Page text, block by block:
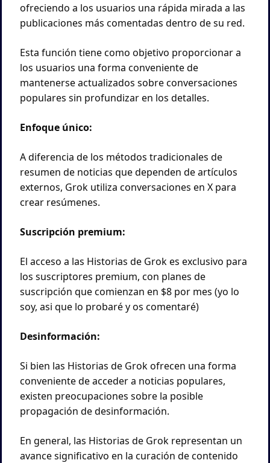
ofreciendo a los usuarios una rápida mirada a las
publicaciones más comentadas dentro de su red.
Esta función tiene como objetivo proporcionar a
los usuarios una forma conveniente de
mantenerse actualizados sobre conversaciones
populares sin profundizar en los detalles.
Enfoque único:
A diferencia de los métodos tradicionales de
resumen de noticias que dependen de artículos
externos, Grok utiliza conversaciones en X para
crear resúmenes.
Suscripción premium:
El acceso a las Historias de Grok es exclusivo para
los suscriptores premium, con planes de
suscripción que comienzan en $8 por mes (yo lo
soy, asi que lo probaré y os comentaré)
Desinformación:
Si bien las Historias de Grok ofrecen una forma
conveniente de acceder a noticias populares,
existen preocupaciones sobre la posible
propagación de desinformación.
En general, las Historias de Grok representan un
avance significativo en la curación de contenido